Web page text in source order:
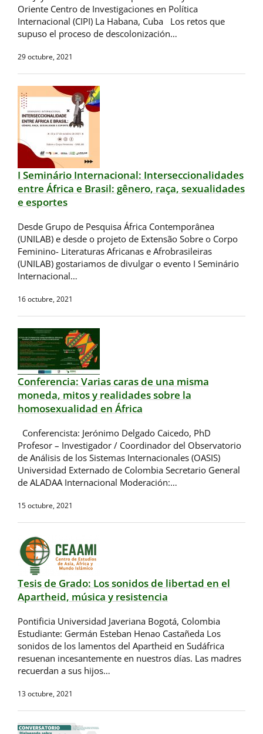
Oriente Centro de Investigaciones en Política
Internacional (CIPI) La Habana, Cuba Los retos que
supuso el proceso de descolonización…
29 octubre, 2021
I Seminário Internacional: Interseccionalidades
entre África e Brasil: gênero, raça, sexualidades
e esportes
Desde Grupo de Pesquisa África Contemporânea
(UNILAB) e desde o projeto de Extensão Sobre o Corpo
Feminino- Literaturas Africanas e Afrobrasileiras
(UNILAB) gostariamos de divulgar o evento I Seminário
Internacional…
16 octubre, 2021
Conferencia: Varias caras de una misma
moneda, mitos y realidades sobre la
homosexualidad en África
Conferencista: Jerónimo Delgado Caicedo, PhD
Profesor – Investigador / Coordinador del Observatorio
de Análisis de los Sistemas Internacionales (OASIS)
Universidad Externado de Colombia Secretario General
de ALADAA Internacional Moderación:…
15 octubre, 2021
Tesis de Grado: Los sonidos de libertad en el
Apartheid, música y resistencia
Pontificia Universidad Javeriana Bogotá, Colombia
Estudiante: Germán Esteban Henao Castañeda Los
sonidos de los lamentos del Apartheid en Sudáfrica
resuenan incesantemente en nuestros días. Las madres
recuerdan a sus hijos…
13 octubre, 2021